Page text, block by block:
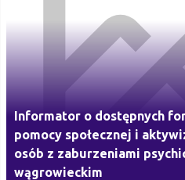
Informator o dostępnych
pomocy społecznej i
osób z zaburzeniami
wągrowieckim